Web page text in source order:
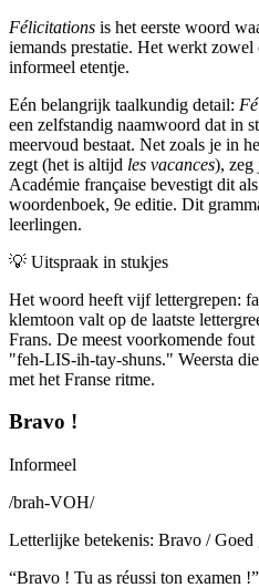
Félicitations is het eerste woord
iemands prestatie. Het werkt
informeel etentje.
Eén belangrijk taalkundig detail:
een zelfstandig naamwoord dat in
meervoud bestaat. Net zoals je in
zegt (het is altijd les vacances), zeg
Académie française bevestigt dit
woordenboek, 9e editie. Dit
leerlingen.
💡 Uitspraak in stukjes
Het woord heeft vijf lettergrepen:
klemtoon valt op de laatste
Frans. De meest voorkomende
"feh-LIS-ih-tay-shuns." Weersta
met het Franse ritme.
Bravo !
Informeel
/brah-VOH/
Letterlijke betekenis: Bravo / Goed
“Bravo ! Tu as réussi ton examen !”